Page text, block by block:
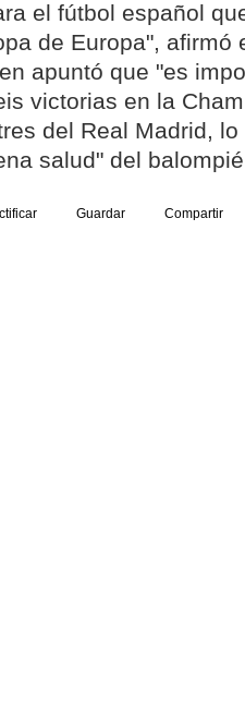
el fútbol español
de Europa", afirmó
apuntó que "es
victorias en la
del Real Madrid,
salud" del
Guardar Compartir